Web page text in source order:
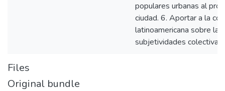
populares urbanas al
ciudad. 6. Aportar a la
latinoamericana sobre la
subjetividades colectivas
Files
Original bundle